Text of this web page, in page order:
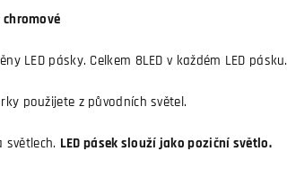
chromové
LED pásky. Celkem 8LED v každém LED pásku.
použijete z původních světel.
světlech. LED pásek slouží jako poziční světlo.